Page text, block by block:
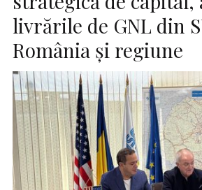
livrările de GNL din
România și regiune